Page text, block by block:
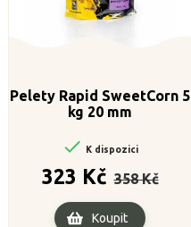
Pelety Rapid SweetCorn 5
kg 20 mm
 K dispozici
323 Kč cena
358 Kč
Koupit